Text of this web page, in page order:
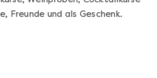
Freunde und als Geschenk.